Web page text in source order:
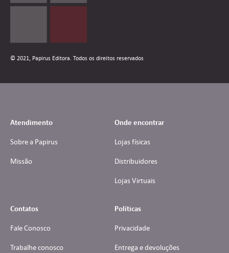
© 2021, Papirus Editora. Todos os direitos reservados
Atendimento
Sobre a Papirus
Missão
Onde encontrar
Lojas físicas
Distribuidores
Lojas Virtuais
Contatos
Fale Conosco
Trabalhe conosco
Políticas
Privacidade
Entrega e devoluções